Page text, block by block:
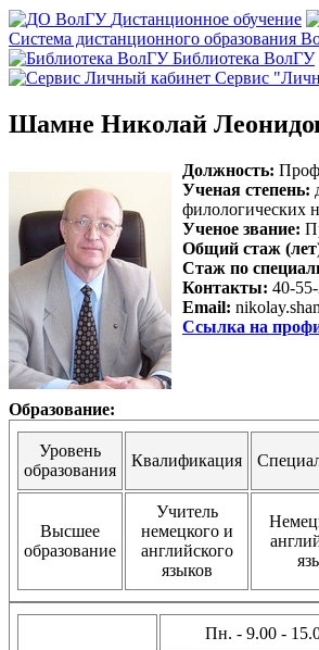
Дистанционное обучение
Система дистанционного образования
Библиотека ВолГУ
Сервис
Шамне Николай
Должность:
Ученая степень:
филологических
Ученое звание:
Общий стаж
Стаж по
Контакты: 40-
Email:
Ссылка на
Образование:
Уровень
образования
Квалификация
Высшее
образование
Учитель
немецкого и
английского
языков
Пн. - 9.00 -